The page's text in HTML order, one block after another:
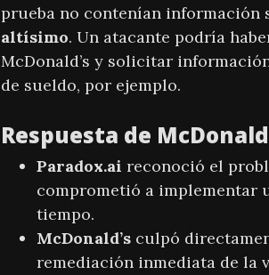
prueba no contenían información
altísimo. Un atacante podría
McDonald’s y solicitar
de sueldo, por ejemplo.
Respuesta de
Paradox.ai reconoció el
comprometió a implementar
tiempo.
McDonald’s culpó
remediación inmediata de la